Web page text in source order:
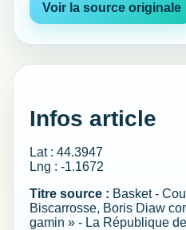
Voir la source originale
Infos article
Lat : 44.3947
Lng : -1.1672
Titre source : Basket -
Biscarrosse, Boris Diaw
gamin » - La République